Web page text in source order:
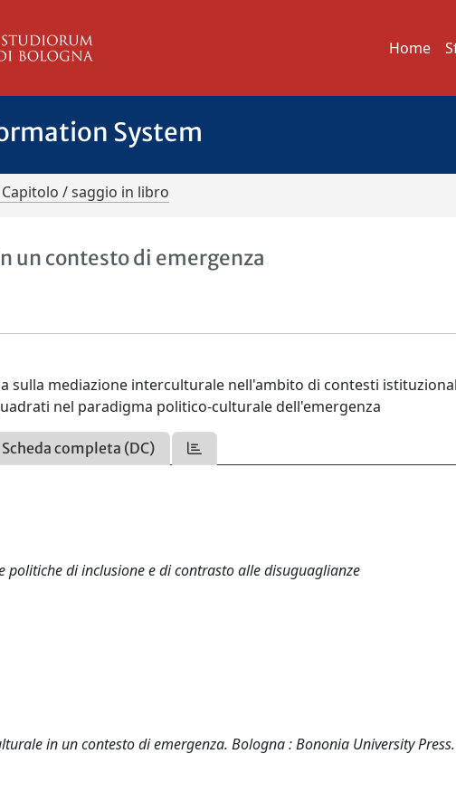
Home
System
Capitolo / saggio in libro
un contesto di emergenza
mediazione interculturale nell'ambito di contesti
nel paradigma politico-culturale dell'emergenza
Scheda completa (DC)
di inclusione e di contrasto alle disuguaglianze
in un contesto di emergenza. Bologna : Bononia University Press.